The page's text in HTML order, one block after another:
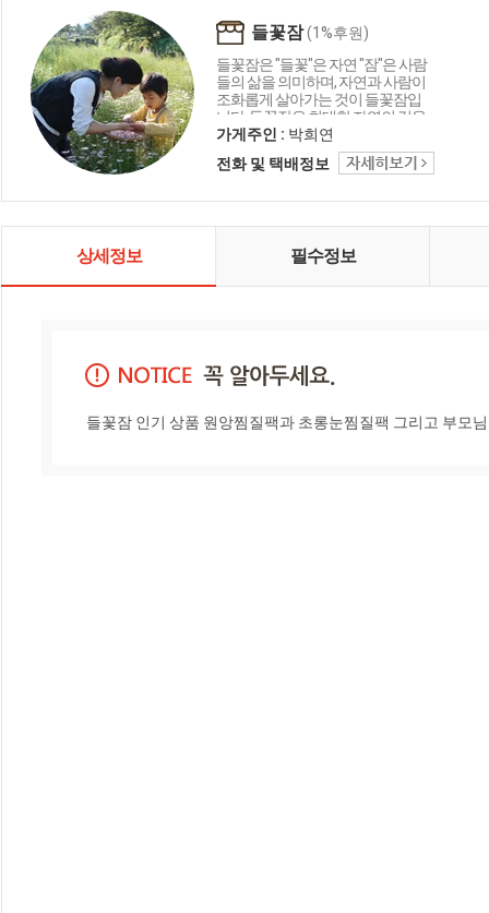
들꽃잠(1%후원)
들꽃잠은 "들꽃"은 자연 "잠"은 사람
들의 삶을 의미하며, 자연과 사람이
조화롭게 살아가는 것이 들꽃잠입
니다. 들꽃잠은 최대한 자연의 것을
가져다 침구, 생활소품, 식품, 화장품
등 생활전반에 필요한 것들을 만들
어 보급하고 있습니다. 여러분들의
니다.
가게주인 : 박희연
전화 및 택배정보
상세정보 필수정보
들꽃잠 인기 상품 원앙찜질팩과 초롱눈찜질팩 그리고 부모